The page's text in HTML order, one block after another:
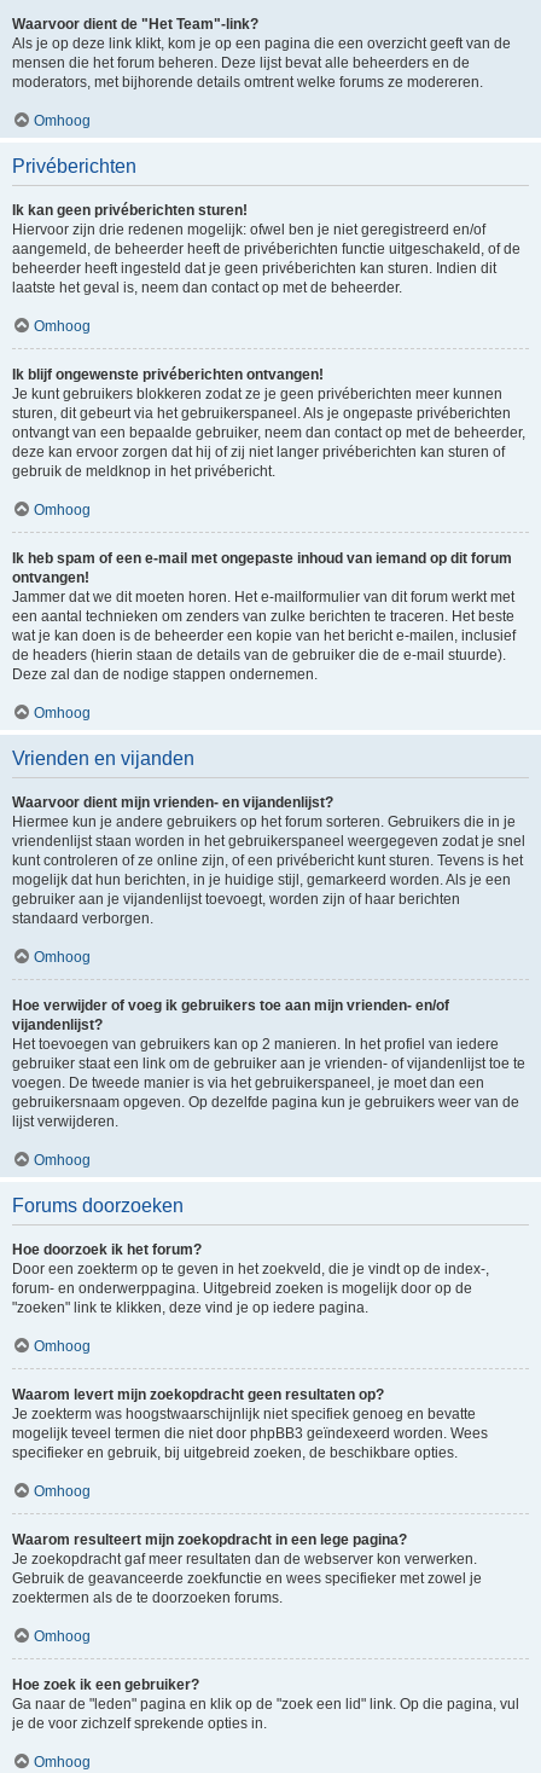
Waarvoor dient de "Het Team"-link?
Als je op deze link klikt, kom je op een pagina die een overzicht geeft van de
mensen die het forum beheren. Deze lijst bevat alle beheerders en de
moderators, met bijhorende details omtrent welke forums ze modereren.
Omhoog
Privéberichten
Ik kan geen privéberichten sturen!
Hiervoor zijn drie redenen mogelijk: ofwel ben je niet geregistreerd en/of
aangemeld, de beheerder heeft de privéberichten functie uitgeschakeld, of de
beheerder heeft ingesteld dat je geen privéberichten kan sturen. Indien dit
laatste het geval is, neem dan contact op met de beheerder.
Omhoog
Ik blijf ongewenste privéberichten ontvangen!
Je kunt gebruikers blokkeren zodat ze je geen privéberichten meer kunnen
sturen, dit gebeurt via het gebruikerspaneel. Als je ongepaste privéberichten
ontvangt van een bepaalde gebruiker, neem dan contact op met de beheerder,
deze kan ervoor zorgen dat hij of zij niet langer privéberichten kan sturen of
gebruik de meldknop in het privébericht.
Omhoog
Ik heb spam of een e-mail met ongepaste inhoud van iemand op dit forum
ontvangen!
Jammer dat we dit moeten horen. Het e-mailformulier van dit forum werkt met
een aantal technieken om zenders van zulke berichten te traceren. Het beste
wat je kan doen is de beheerder een kopie van het bericht e-mailen, inclusief
de headers (hierin staan de details van de gebruiker die de e-mail stuurde).
Deze zal dan de nodige stappen ondernemen.
Omhoog
Vrienden en vijanden
Waarvoor dient mijn vrienden- en vijandenlijst?
Hiermee kun je andere gebruikers op het forum sorteren. Gebruikers die in je
vriendenlijst staan worden in het gebruikerspaneel weergegeven zodat je snel
kunt controleren of ze online zijn, of een privébericht kunt sturen. Tevens is het
mogelijk dat hun berichten, in je huidige stijl, gemarkeerd worden. Als je een
gebruiker aan je vijandenlijst toevoegt, worden zijn of haar berichten
standaard verborgen.
Omhoog
Hoe verwijder of voeg ik gebruikers toe aan mijn vrienden- en/of
vijandenlijst?
Het toevoegen van gebruikers kan op 2 manieren. In het profiel van iedere
gebruiker staat een link om de gebruiker aan je vrienden- of vijandenlijst toe te
voegen. De tweede manier is via het gebruikerspaneel, je moet dan een
gebruikersnaam opgeven. Op dezelfde pagina kun je gebruikers weer van de
lijst verwijderen.
Omhoog
Forums doorzoeken
Hoe doorzoek ik het forum?
Door een zoekterm op te geven in het zoekveld, die je vindt op de index-,
forum- en onderwerppagina. Uitgebreid zoeken is mogelijk door op de
"zoeken" link te klikken, deze vind je op iedere pagina.
Omhoog
Waarom levert mijn zoekopdracht geen resultaten op?
Je zoekterm was hoogstwaarschijnlijk niet specifiek genoeg en bevatte
mogelijk teveel termen die niet door phpBB3 geïndexeerd worden. Wees
specifieker en gebruik, bij uitgebreid zoeken, de beschikbare opties.
Omhoog
Waarom resulteert mijn zoekopdracht in een lege pagina?
Je zoekopdracht gaf meer resultaten dan de webserver kon verwerken.
Gebruik de geavanceerde zoekfunctie en wees specifieker met zowel je
zoektermen als de te doorzoeken forums.
Omhoog
Hoe zoek ik een gebruiker?
Ga naar de "leden" pagina en klik op de "zoek een lid" link. Op die pagina, vul
je de voor zichzelf sprekende opties in.
Omhoog